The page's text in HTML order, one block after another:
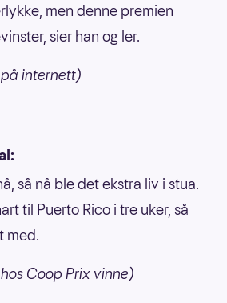
men denne premien
sier han og ler.
internett)
så nå ble det ekstra liv i stua.
til Puerto Rico i tre uker, så
med.
Coop Prix vinne)